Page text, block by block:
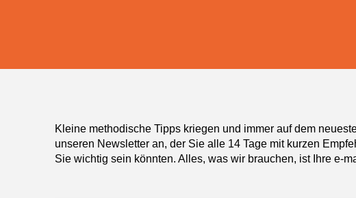
Kleine methodische Tipps kriegen und immer auf dem
unseren Newsletter an, der Sie alle 14 Tage mit kurzen
Sie wichtig sein könnten. Alles, was wir brauchen, ist Ihre e-